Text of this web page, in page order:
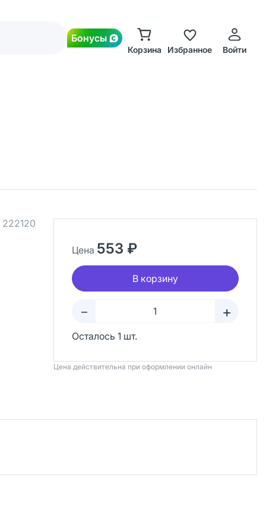
Бонусы
Корзина Избранное Войти
222120
Цена 553 ₽
В корзину
– +
Осталось 1 шт.
Цена действительна при оформлении онлайн